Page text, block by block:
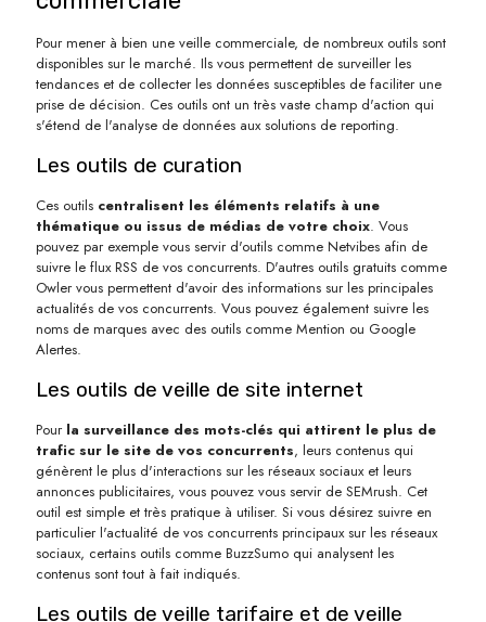
Pour mener à bien une veille commerciale, de nombreux outils sont
disponibles sur le marché. Ils vous permettent de surveiller les
tendances et de collecter les données susceptibles de faciliter une
prise de décision. Ces outils ont un très vaste champ d'action qui
s'étend de l'analyse de données aux solutions de reporting.
Les outils de curation
Ces outils centralisent les éléments relatifs à une
thématique ou issus de médias de votre choix. Vous
pouvez par exemple vous servir d'outils comme Netvibes afin de
suivre le flux RSS de vos concurrents. D'autres outils gratuits comme
Owler vous permettent d'avoir des informations sur les principales
actualités de vos concurrents. Vous pouvez également suivre les
noms de marques avec des outils comme Mention ou Google
Alertes.
Les outils de veille de site internet
Pour la surveillance des mots-clés qui attirent le plus de
trafic sur le site de vos concurrents, leurs contenus qui
génèrent le plus d'interactions sur les réseaux sociaux et leurs
annonces publicitaires, vous pouvez vous servir de SEMrush. Cet
outil est simple et très pratique à utiliser. Si vous désirez suivre en
particulier l'actualité de vos concurrents principaux sur les réseaux
sociaux, certains outils comme BuzzSumo qui analysent les
contenus sont tout à fait indiqués.
Les outils de veille tarifaire et de veille